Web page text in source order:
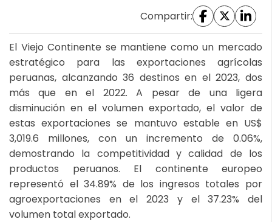
Compartir:
El Viejo Continente se mantiene como un mercado
estratégico para las exportaciones agrícolas
peruanas, alcanzando 36 destinos en el 2023, dos
más que en el 2022. A pesar de una ligera
disminución en el volumen exportado, el valor de
estas exportaciones se mantuvo estable en US$
3,019.6 millones, con un incremento de 0.06%,
demostrando la competitividad y calidad de los
productos peruanos. El continente europeo
representó el 34.89% de los ingresos totales por
agroexportaciones en el 2023 y el 37.23% del
volumen total exportado.